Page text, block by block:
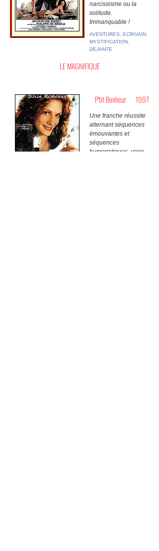
narcissisme ou la
solitude.
Immanquable !
AVENTURES, ECRIVAIN,
MYSTIFICATION,
DEJANTE
LE MAGNIFIQUE
P'tit Bonheur 1997
Une franche réussite
alternant séquences
émouvantes et
séquences
humoristiques, voire